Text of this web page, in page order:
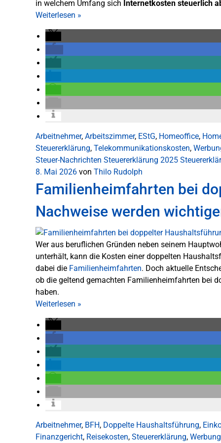
in welchem Umfang sich Internetkosten steuerlich
Weiterlesen »
Arbeitnehmer, Arbeitszimmer, EStG, Homeoffice,
Steuererklärung, Telekommunikationskosten,
Steuer-Nachrichten Steuererklärung 2025
8. Mai 2026 von Thilo Rudolph
Familienheimfahrten bei
Nachweise werden
Wer aus beruflichen Gründen neben seinem
unterhält, kann die Kosten einer doppelten
dabei die Familienheimfahrten. Doch aktuelle
ob die geltend gemachten Familienheimfahrten bei
haben.
Weiterlesen »
Arbeitnehmer, BFH, Doppelte Haushaltsführung,
Finanzgericht, Reisekosten, Steuererklärung,